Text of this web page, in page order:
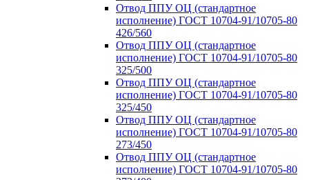
Отвод ППУ ОЦ (стандартное
исполнение) ГОСТ 10704-91/10705-80
426/560
Отвод ППУ ОЦ (стандартное
исполнение) ГОСТ 10704-91/10705-80
325/500
Отвод ППУ ОЦ (стандартное
исполнение) ГОСТ 10704-91/10705-80
325/450
Отвод ППУ ОЦ (стандартное
исполнение) ГОСТ 10704-91/10705-80
273/450
Отвод ППУ ОЦ (стандартное
исполнение) ГОСТ 10704-91/10705-80